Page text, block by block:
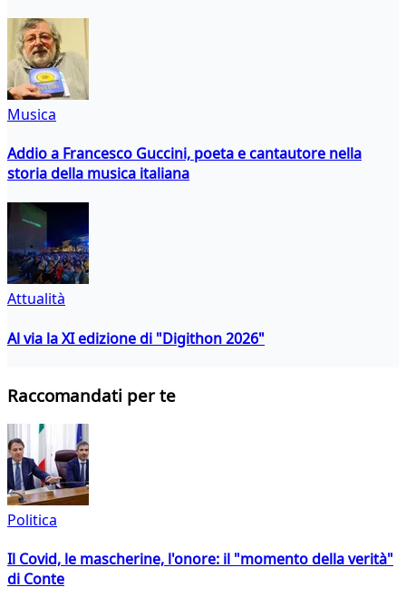
Musica
Addio a Francesco Guccini, poeta e cantautore nella
storia della musica italiana
Attualità
Al via la XI edizione di "Digithon 2026"
Raccomandati per te
Politica
Il Covid, le mascherine, l'onore: il "momento della verità"
di Conte